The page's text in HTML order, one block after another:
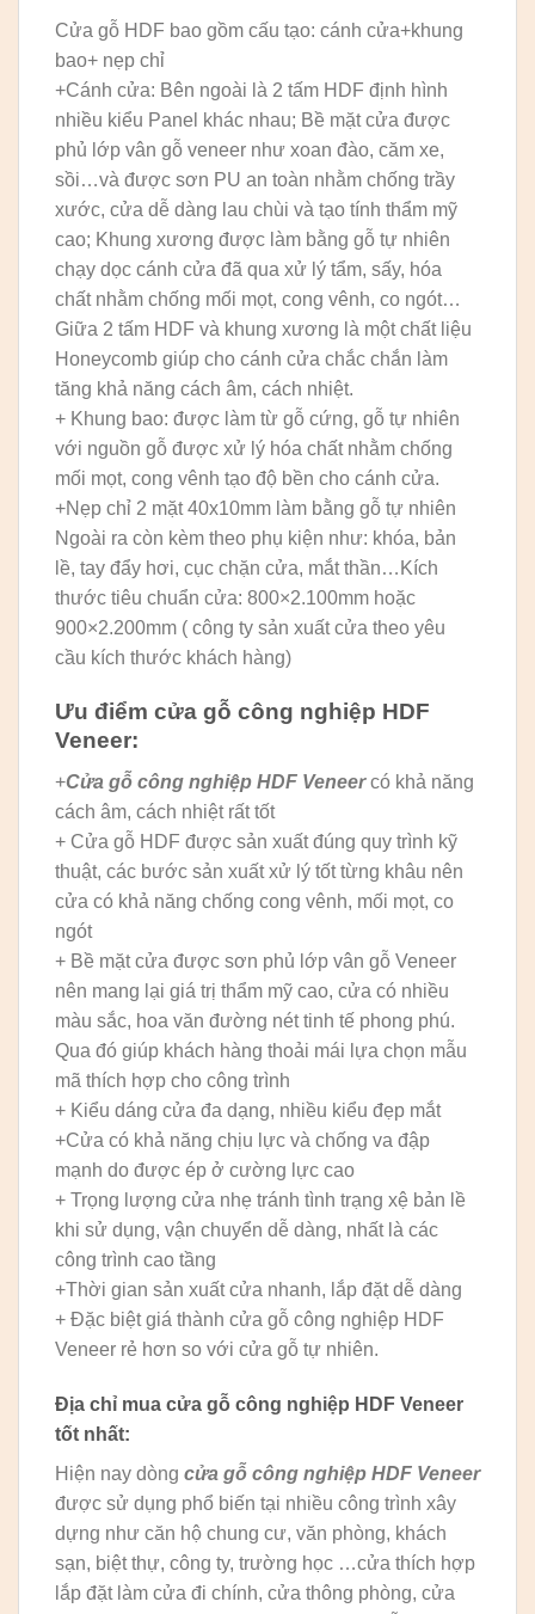
Cửa gỗ HDF bao gồm cấu tạo: cánh cửa+khung
bao+ nẹp chỉ
+Cánh cửa: Bên ngoài là 2 tấm HDF định hình
nhiều kiểu Panel khác nhau; Bề mặt cửa được
phủ lớp vân gỗ veneer như xoan đào, căm xe,
sồi…và được sơn PU an toàn nhằm chống trầy
xước, cửa dễ dàng lau chùi và tạo tính thẩm mỹ
cao; Khung xương được làm bằng gỗ tự nhiên
chạy dọc cánh cửa đã qua xử lý tẩm, sấy, hóa
chất nhằm chống mối mọt, cong vênh, co ngót…
Giữa 2 tấm HDF và khung xương là một chất liệu
Honeycomb giúp cho cánh cửa chắc chắn làm
tăng khả năng cách âm, cách nhiệt.
+ Khung bao: được làm từ gỗ cứng, gỗ tự nhiên
với nguồn gỗ được xử lý hóa chất nhằm chống
mối mọt, cong vênh tạo độ bền cho cánh cửa.
+Nẹp chỉ 2 mặt 40x10mm làm bằng gỗ tự nhiên
Ngoài ra còn kèm theo phụ kiện như: khóa, bản
lề, tay đẩy hơi, cục chặn cửa, mắt thần…Kích
thước tiêu chuẩn cửa: 800×2.100mm hoặc
900×2.200mm ( công ty sản xuất cửa theo yêu
cầu kích thước khách hàng)
Ưu điểm cửa gỗ công nghiệp HDF
Veneer:
+Cửa gỗ công nghiệp HDF Veneercó khả năng
cách âm, cách nhiệt rất tốt
+ Cửa gỗ HDF được sản xuất đúng quy trình kỹ
thuật, các bước sản xuất xử lý tốt từng khâu nên
cửa có khả năng chống cong vênh, mối mọt, co
ngót
+ Bề mặt cửa được sơn phủ lớp vân gỗ Veneer
nên mang lại giá trị thẩm mỹ cao, cửa có nhiều
màu sắc, hoa văn đường nét tinh tế phong phú.
Qua đó giúp khách hàng thoải mái lựa chọn mẫu
mã thích hợp cho công trình
+ Kiểu dáng cửa đa dạng, nhiều kiểu đẹp mắt
+Cửa có khả năng chịu lực và chống va đập
mạnh do được ép ở cường lực cao
+ Trọng lượng cửa nhẹ tránh tình trạng xệ bản lề
khi sử dụng, vận chuyển dễ dàng, nhất là các
công trình cao tầng
+Thời gian sản xuất cửa nhanh, lắp đặt dễ dàng
+ Đặc biệt giá thành cửa gỗ công nghiệp HDF
Veneer rẻ hơn so với cửa gỗ tự nhiên.
Địa chỉ mua cửa gỗ công nghiệp HDF Veneer
tốt nhất:
Hiện nay dòng cửa gỗ công nghiệp HDF Veneer
được sử dụng phổ biến tại nhiều công trình xây
dựng như căn hộ chung cư, văn phòng, khách
sạn, biệt thự, công ty, trường học …cửa thích hợp
lắp đặt làm cửa đi chính, cửa thông phòng, cửa